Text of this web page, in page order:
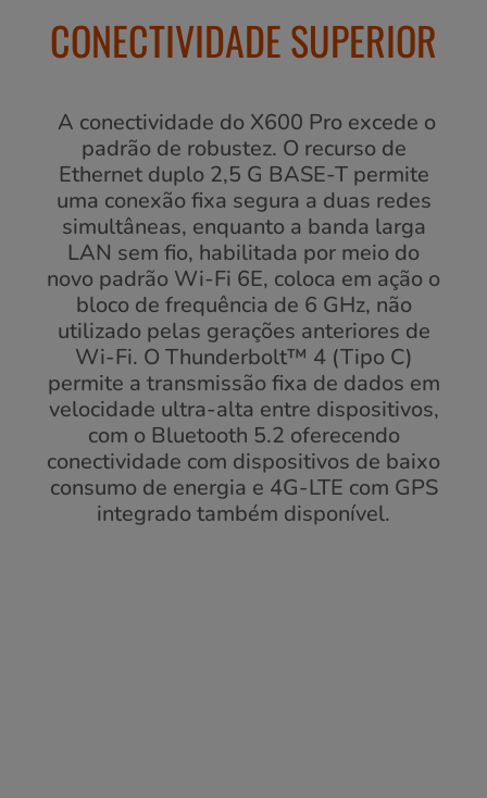
CONECTIVIDADE SUPERIOR
A conectividade do X600 Pro excede o
padrão de robustez. O recurso de
Ethernet duplo 2,5 G BASE-T permite
uma conexão fixa segura a duas redes
simultâneas, enquanto a banda larga
LAN sem fio, habilitada por meio do
novo padrão Wi-Fi 6E, coloca em ação o
bloco de frequência de 6 GHz, não
utilizado pelas gerações anteriores de
Wi-Fi. O Thunderbolt™ 4 (Tipo C)
permite a transmissão fixa de dados em
velocidade ultra-alta entre dispositivos,
com o Bluetooth 5.2 oferecendo
conectividade com dispositivos de baixo
consumo de energia e 4G-LTE com GPS
integrado também disponível.